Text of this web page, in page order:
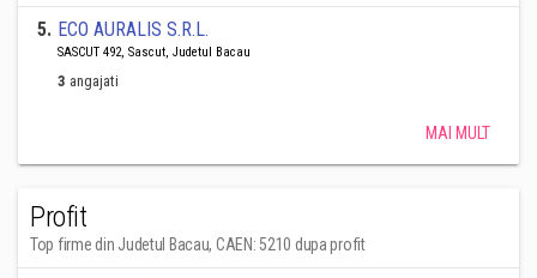
5. ECO AURALIS S.R.L.
SASCUT 492, Sascut, Judetul Bacau
3 angajati
MAI MULT
Profit
Top firme din Judetul Bacau, CAEN: 5210 dupa profit